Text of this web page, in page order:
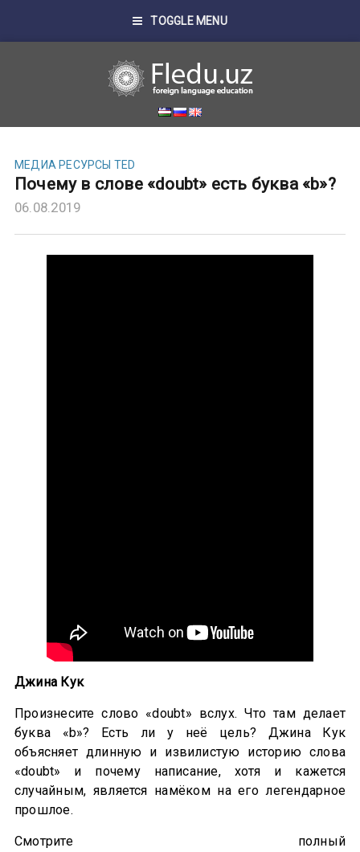
TOGGLE MENU
МЕДИА РЕСУРСЫ TED
Почему в слове «doubt» есть буква «b»?
06.08.2019
Джина Кук
Произнесите слово «doubt» вслух. Что там делает
буква «b»? Есть ли у неё цель? Джина Кук
объясняет длинную и извилистую историю слова
«doubt» и почему написание, хотя и кажется
случайным, является намёком на его легендарное
прошлое.
Смотрите полный